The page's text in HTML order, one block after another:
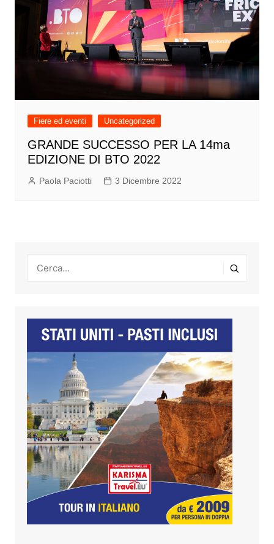
Fiere ed eventi Uncategorized
GRANDE SUCCESSO PER LA 14ma
EDIZIONE DI BTO 2022
Paola Paciotti 3 Dicembre 2022